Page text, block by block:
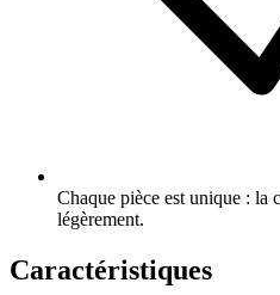
Chaque pièce est unique : la
légèrement.
Caractéristiques